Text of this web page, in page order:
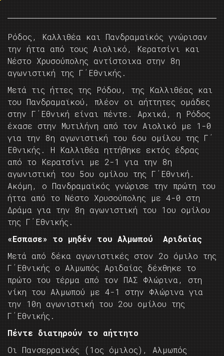
Ρόδος, Καλλιθέα και Πανδραμαϊκός γνώρισαν
την ήττα από τους Αιολικό, Κερατσίνι και
Νέστο Χρυσούπολης αντίστοιχα στην 8η
αγωνιστική της Γ΄Εθνικής.
Μετά τις ήττες της Ρόδου, της Καλλιθέας και
του Πανδραμαϊκού, πλέον οι αήττητες ομάδες
στην Γ΄Εθνική είναι πέντε. Αρχικά, η Ρόδος
έχασε στην Μυτιλήνη από τον Αιολικό με 1-0
για την 8η αγωνιστική του 6ου ομίλου της Γ΄
Εθνικής. Η Καλλιθέα ηττήθηκε εκτός έδρας
από το Κερατσίνι με 2-1 για την 8η
αγωνιστική του 5ου ομίλου της Γ΄Εθνική.
Ακόμη, ο Πανδραμαϊκός γνώρισε την πρώτη του
ήττα από το Νέστο Χρυσούπολης με 4-0 στη
Δράμα για την 8η αγωνιστική του 1ου ομίλου
της Γ΄Εθνικής.
«Εσπασε» το μηδέν του Αλμωπού Αριδαίας
Μετά από δέκα αγωνιστικές στον 2ο όμιλο της
Γ΄Εθνικής ο Αλμωπός Αριδαίας δέχθηκε το
πρώτο του τέρμα από τον ΠΑΣ Φλώρινα, στη
νίκη του Αλμωπού με 4-1 στην Φλώρινα για
την 10η αγωνιστική του 2ου ομίλου της
Γ΄Εθνικής.
Πέντε διατηρούν το αήττητο
Οι Πανσερραϊκός (1ος όμιλος), Αλμωπός